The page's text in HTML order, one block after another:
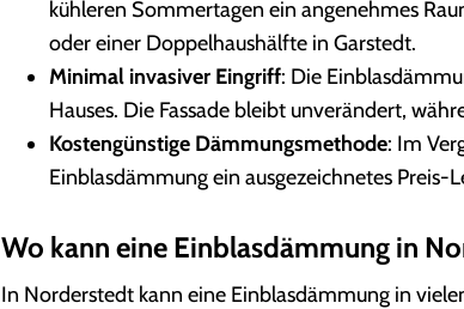
kühleren Sommertagen ein angenehmes
oder einer Doppelhaushälfte in Garstedt.
Minimal invasiver Eingriff: Die
Hauses. Die Fassade bleibt unverändert,
Kostengünstige Dämmungsmethode: Im
Einblasdämmung ein ausgezeichnetes Preis-
Wo kann eine Einblasdämmung in
In Norderstedt kann eine Einblasdämmung in